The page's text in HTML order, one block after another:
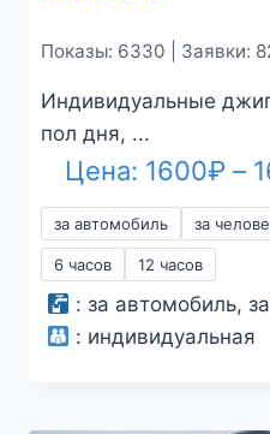
Показы: 6330 | Заявки:
Индивидуальные
пол дня, ...
Цена: 1600₽ –
за автомобиль за
6 часов 12 часов
: за автомобиль,
: индивидуальная